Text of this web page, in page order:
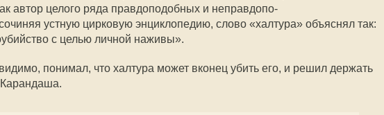
автор целого ряда правдоподобных и неправдопо-
устную цирковую энциклопедию, слово «халтура» объяснял так:
с целью личной наживы».
понимал, что халтура может вконец убить его, и решил держать
Карандаша.